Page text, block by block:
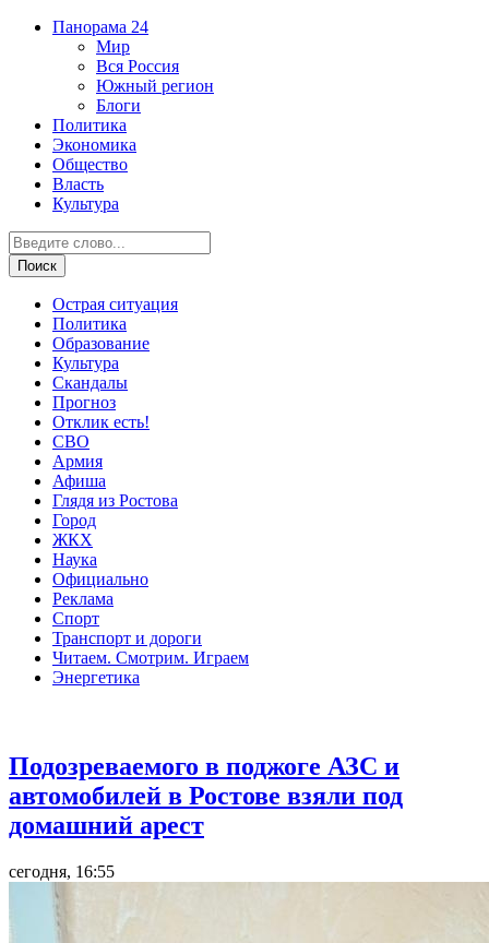
Панорама 24
Мир
Вся Россия
Южный регион
Блоги
Политика
Экономика
Общество
Власть
Культура
Острая ситуация
Политика
Образование
Культура
Скандалы
Прогноз
Отклик есть!
СВО
Армия
Афиша
Глядя из Ростова
Город
ЖКХ
Наука
Официально
Реклама
Спорт
Транспорт и дороги
Читаем. Смотрим. Играем
Энергетика
Подозреваемого в поджоге АЗС и
автомобилей в Ростове взяли под
домашний арест
сегодня, 16:55